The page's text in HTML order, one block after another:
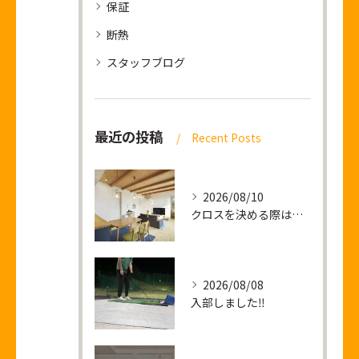
保証
断熱
スタッフブログ
最近の投稿 Recent Posts
2026/08/10
クロスを決める際は僕の顔をご利用ください
2026/08/08
入部しました‼